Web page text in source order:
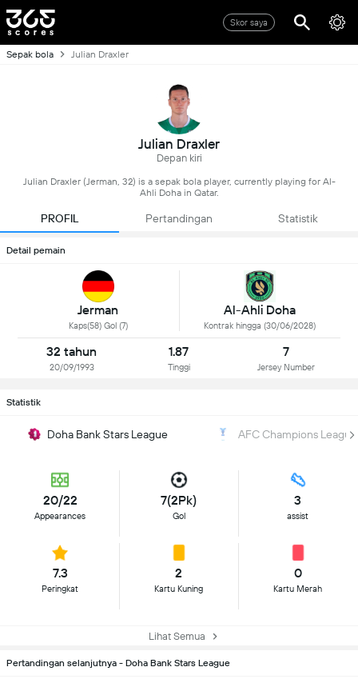
Skor saya
Sepak bola Julian Draxler
Julian Draxler
Depan kiri
Julian Draxler (Jerman, 32) is a sepak bola player, currently playing for Al-
Ahli Doha in Qatar.
PROFIL Pertandingan Statistik
Detail pemain
Jerman
Kaps(58) Gol (7)
Al-Ahli Doha
Kontrak hingga (30/06/2028)
32 tahun
20/09/1993
1.87
Tinggi
7
Jersey Number
Statistik
Doha Bank Stars League AFC Champions
20/22
Appearances
7(2Pk)
Gol
3
assist
7.3
Peringkat
2
Kartu Kuning
0
Kartu Merah
Lihat Semua
Pertandingan selanjutnya - Doha Bank Stars League